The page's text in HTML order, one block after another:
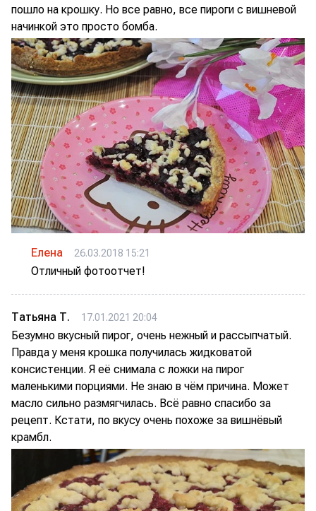
пошло на крошку. Но все равно, все пироги с вишневой
начинкой это просто бомба.
Елена 26.03.2018 15:21
Отличный фотоотчет!
Татьяна Т. 17.01.2021 20:04
Безумно вкусный пирог, очень нежный и рассыпчатый.
Правда у меня крошка получилась жидковатой
консистенции. Я её снимала с ложки на пирог
маленькими порциями. Не знаю в чём причина. Может
масло сильно размягчилась. Всё равно спасибо за
рецепт. Кстати, по вкусу очень похоже за вишнёвый
крамбл.